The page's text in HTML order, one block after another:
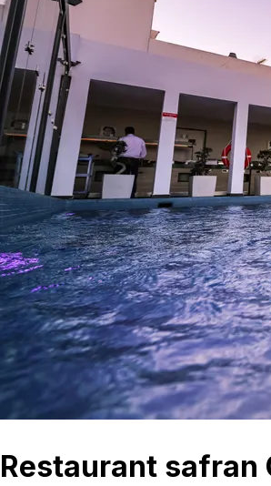
Restaurant safran